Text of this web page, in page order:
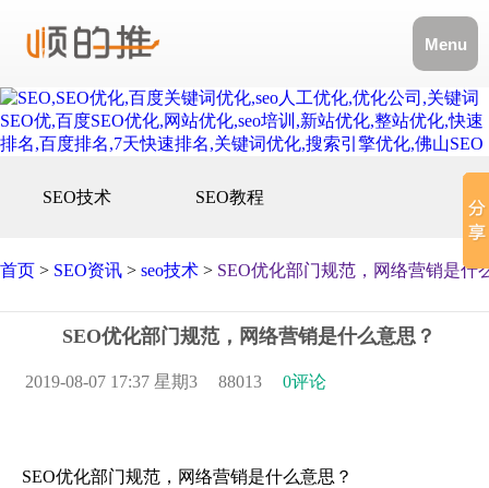
Menu
SEO技术 SEO教程
首页 > SEO资讯 > seo技术 > SEO优化部门规范，网络营销是什
SEO优化部门规范，网络营销是什么意思？
2019-08-07 17:37 星期3 88013 0评论
SEO优化部门规范，网络营销是什么意思？